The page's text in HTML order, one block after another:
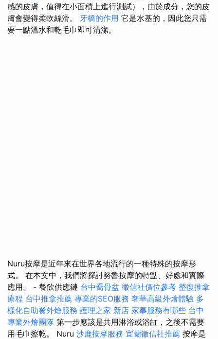
感的皮膚，值得在小面積上進行測試），由於成分，您的皮
膚會變得柔軟絲滑。 牙橋的作用 它是水基的，因此您只需
要一點溫水和乾毛巾即可清潔。
Nuru按摩是近年來在世界各地流行的一種特殊的按摩形
式。 在本文中，我們將探討努魯按摩的特點、好處和實際
應用。 - 餐飲供應鏈 台中喬骨盆 徵信社價位參考 整復推拿
療程 台中推拿推薦 專業的SEO服務 奢華高級外燴體驗 多
樣化自助餐外燴服務 護理之家 新店 家事服務有哪些 台中
專業外燴團隊 第一步應該是共用淋浴或浴缸，之後不需要
用毛巾擦乾。 Nuru 沙鹿按摩服務 宜蘭徵信社推薦 按摩是